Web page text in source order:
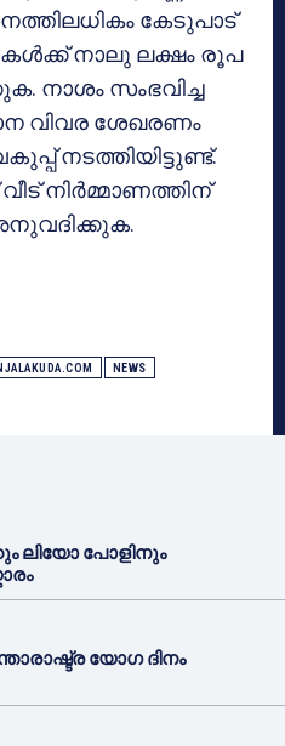
കേടുപാട്
നാലു ലക്ഷം രൂപ
നാശം സംഭവിച്ച
വിവര ശേഖരണം
നടത്തിയിട്ടുണ്ട്.
നിര്‍മ്മാണത്തിന്
NEWS
ലിയോ പോളിനും
യോഗ ദിനം